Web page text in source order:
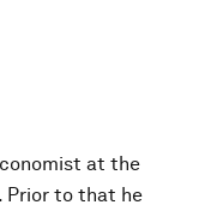
at the
Prior to that he